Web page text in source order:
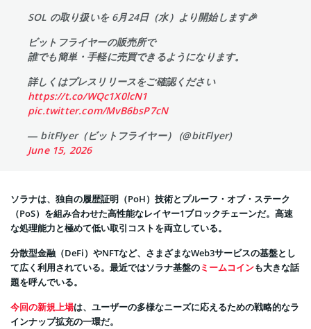
SOL の取り扱いを 6月24日（水）より開始します🎉
ビットフライヤーの販売所で
誰でも簡単・手軽に売買できるようになります。
詳しくはプレスリリースをご確認ください
https://t.co/WQc1X0lcN1
pic.twitter.com/MvB6bsP7cN
— bitFlyer（ビットフライヤー） (@bitFlyer)
June 15, 2026
ソラナは、独自の履歴証明（PoH）技術とプルーフ・オブ・ステーク
（PoS）を組み合わせた高性能なレイヤー1ブロックチェーンだ。高速
な処理能力と極めて低い取引コストを両立している。
分散型金融（DeFi）やNFTなど、さまざまなWeb3サービスの基盤とし
て広く利用されている。最近ではソラナ基盤のミームコインも大きな話
題を呼んでいる。
今回の新規上場は、ユーザーの多様なニーズに応えるための戦略的なラ
インナップ拡充の一環だ。